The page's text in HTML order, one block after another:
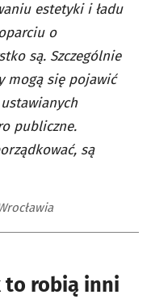
estetyki i ładu
o
są. Szczególnie
mogą się pojawić
publiczne.
są
to robią inni